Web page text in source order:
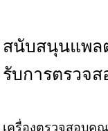
สนับสนุนแพล
รับการตรวจ
เครื่องตรวจสอบคุ